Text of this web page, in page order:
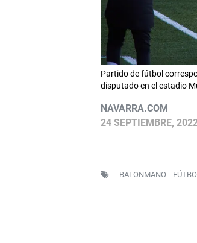
Partido de fútbol
disputado en el estadio
NAVARRA.COM
24 SEPTIEMBRE,
BALONMANO